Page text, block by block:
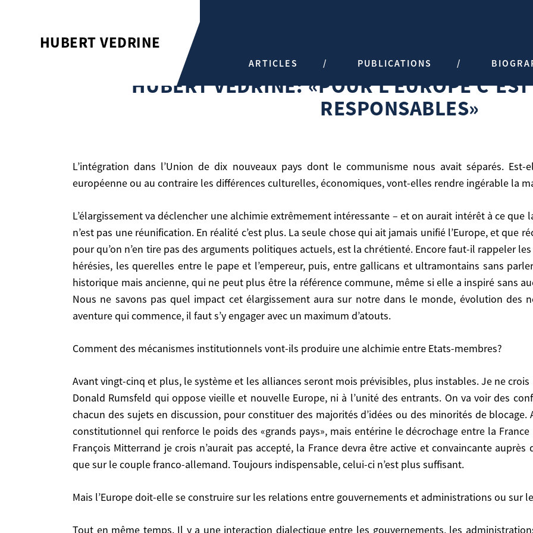
HUBERT VEDRINE
ARTICLES PUBLICATIONS
HUBERT VÉDRINE: «POUR L’EUROPE
RESPONSABLES»
L’intégration dans l’Union de dix nouveaux pays dont le communisme nous avait séparés. Est-elle un grand succès pour la construction
européenne ou au contraire les différences culturelles, économiques, vont-elles rendre ingérable la
L’élargissement va déclencher une alchimie extrêmement intéressante – et on aurait intérêt à ce que la France y pèse de tout son poids -, mais ce
n’est pas une réunification. En réalité c’est plus. La seule chose qui ait jamais unifié l’Europe, et que
pour qu’on n’en tire pas des arguments politiques actuels, est la chrétienté. Encore faut-il rappeler
hérésies, les querelles entre le pape et l’empereur, puis, entre gallicans et ultramontains sans
historique mais ancienne, qui ne peut plus être la référence commune, même si elle a inspiré sans
Nous ne savons pas quel impact cet élargissement aura sur notre dans le monde, évolution des
aventure qui commence, il faut s’y engager avec un maximum d’atouts.
Comment des mécanismes institutionnels vont-ils produire une alchimie entre Etats-membres?
Avant vingt-cinq et plus, le système et les alliances seront mois prévisibles, plus instables. Je ne crois pas à la distinction polémique inventée par
Donald Rumsfeld qui oppose vieille et nouvelle Europe, ni à l’unité des entrants. On va voir des
chacun des sujets en discussion, pour constituer des majorités d’idées ou des minorités de
constitutionnel qui renforce le poids des «grands pays», mais entérine le décrochage entre la France
François Mitterrand je crois n’aurait pas accepté, la France devra être active et convaincante
que sur le couple franco-allemand. Toujours indispensable, celui-ci n’est plus suffisant.
Mais l’Europe doit-elle se construire sur les relations entre gouvernements et administrations ou sur
Tout en même temps. Il y a une interaction dialectique entre les gouvernements, les administrations, les élites et les peuples. Par exemple, la
HUBERT VÉDRINE: «POUR L’EUROPE C’EST LE TEMPS DES
Hubert Védrine: «Pour l’Europe c’est le temps des responsables»
contraire les différences culturelles, économiques, vont-elles rendre ingérable la machine européenne?
une réunification. En réalité c’est plus. La seule chose qui ait jamais unifié l’Europe, et que récusent
tire pas des arguments politiques actuels, est la chrétienté. Encore faut-il rappeler les divisions
entre le pape et l’empereur, puis, entre gallicans et ultramontains sans parler des guerres de religion.
élargissement aura sur notre dans le monde, évolution des nos sociétés, nos modes de vie. Dans cette
Comment des mécanismes institutionnels vont-ils produire une alchimie entre Etats-membres?
Rumsfeld qui oppose vieille et nouvelle Europe, ni à l’unité des entrants. On va voir des
en discussion, pour constituer des majorités d’idées ou des minorités de blocage. Avec la double
accepté, la France devra être active et convaincante auprès de touts ses partenaires et ne pas